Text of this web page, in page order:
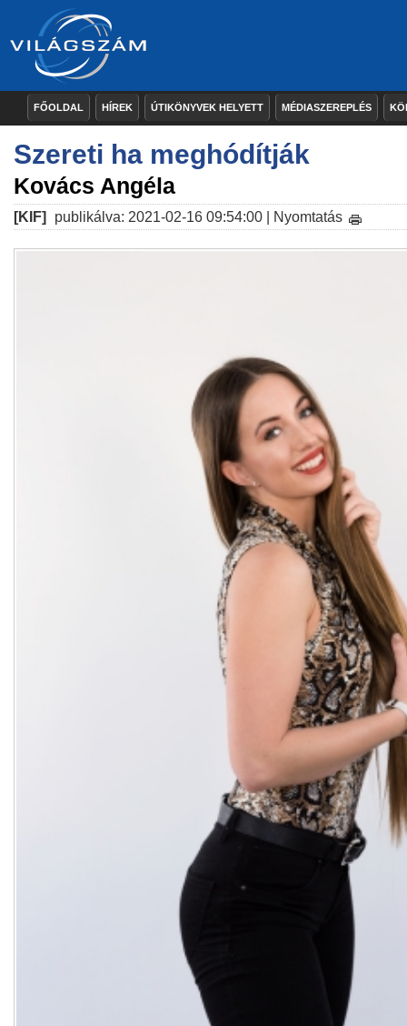
FŐOLDAL HÍREK ÚTIKÖNYVEK HELYETT MÉDIASZEREPLÉS
Szereti ha meghódítják
Kovács Angéla
[KIF] publikálva: 2021-02-16 09:54:00 | Nyomtatás